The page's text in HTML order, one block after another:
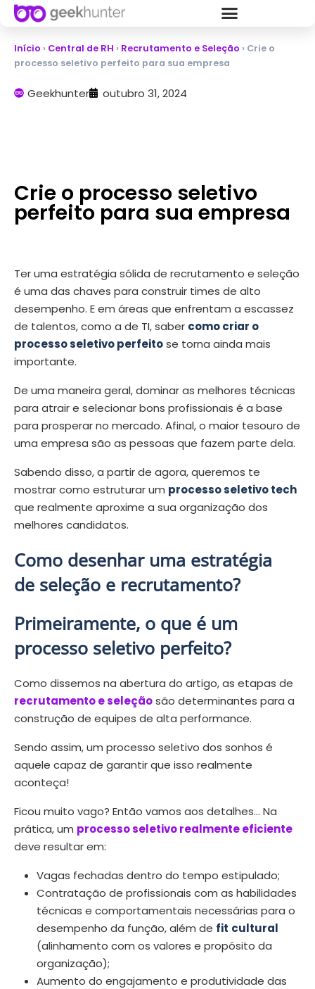
Início › Central de RH › Recrutamento e Seleção › Crie o
processo seletivo perfeito para sua empresa
Geekhunter outubro 31, 2024
Crie o processo seletivo
perfeito para sua empresa
Ter uma estratégia sólida de recrutamento e seleção
é uma das chaves para construir times de alto
desempenho. E em áreas que enfrentam a escassez
de talentos, como a de TI, saber como criar o
processo seletivo perfeitose torna ainda mais
importante.
De uma maneira geral, dominar as melhores técnicas
para atrair e selecionar bons profissionais é a base
para prosperar no mercado. Afinal, o maior tesouro de
uma empresa são as pessoas que fazem parte dela.
Sabendo disso, a partir de agora, queremos te
mostrar como estruturar um processo seletivo tech
que realmente aproxime a sua organização dos
melhores candidatos.
Como desenhar uma estratégia
de seleção e recrutamento?
Primeiramente, o que é um
processo seletivo perfeito?
Como dissemos na abertura do artigo, as etapas de
recrutamento e seleçãosão determinantes para a
construção de equipes de alta performance.
Sendo assim, um processo seletivo dos sonhos é
aquele capaz de garantir que isso realmente
aconteça!
Ficou muito vago? Então vamos aos detalhes… Na
prática, um processo seletivo realmente eficiente
deve resultar em:
Vagas fechadas dentro do tempo estipulado;
Contratação de profissionais com as habilidades
técnicas e comportamentais necessárias para o
desempenho da função, além de fit cultural
(alinhamento com os valores e propósito da
organização);
Aumento do engajamento e produtividade das